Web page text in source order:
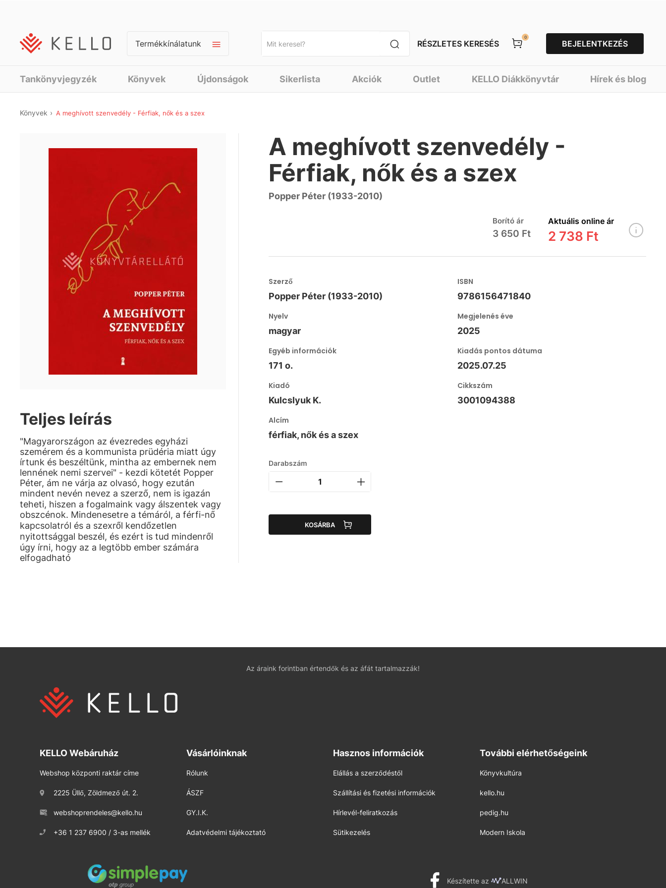
Termékkínálatunk RÉSZLETES KERESÉS
0
BEJELENTKEZÉS
Tankönyvjegyzék Könyvek Újdonságok Sikerlista Akciók Outlet KELLO Diákkönyvtár Hírek és blog
Könyvek A meghívott szenvedély - Férfiak, nők és a szex
Teljes leírás
"Magyarországon az évezredes egyházi
szemérem és a kommunista prüdéria miatt úgy
írtunk és beszéltünk, mintha az embernek nem
lennének nemi szervei" - kezdi kötetét Popper
Péter, ám ne várja az olvasó, hogy ezután
mindent nevén nevez a szerző, nem is igazán
teheti, hiszen a fogalmaink vagy álszentek vagy
obszcénok. Mindenesetre a témáról, a férfi-nő
kapcsolatról és a szexről kendőzetlen
nyitottsággal beszél, és ezért is tud mindenről
úgy írni, hogy az a legtöbb ember számára
elfogadható
A meghívott szenvedély -
Férfiak, nők és a szex
Popper Péter (1933-2010)
Borító ár
3 650 Ft
Aktuális online ár
2 738 Ft
Szerző
Popper Péter (1933-2010)
ISBN
9786156471840
Nyelv
magyar
Megjelenés éve
2025
Egyéb információk
171 o.
Kiadás pontos dátuma
2025.07.25
Kiadó
Kulcslyuk K.
Cikkszám
3001094388
Alcím
férfiak, nők és a szex
Darabszám
KOSÁRBA
Az áraink forintban értendők és az áfát tartalmazzák!
KELLO Webáruház
Webshop központi raktár címe
2225 Üllő, Zöldmező út. 2.
webshoprendeles@kello.hu
+36 1 237 6900 / 3-as mellék
Vásárlóinknak
Rólunk
ÁSZF
GY.I.K.
Adatvédelmi tájékoztató
Hasznos információk
Elállás a szerződéstől
Szállítási és fizetési információk
Hírlevél-feliratkozás
Sütikezelés
További elérhetőségeink
Könyvkultúra
kello.hu
pedig.hu
Modern Iskola
Készítette az ALLWIN